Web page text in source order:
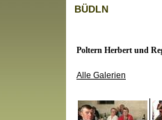
BÜDLN
Poltern Herbert und
Alle Galerien